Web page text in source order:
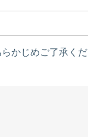
かじめご了承くだ